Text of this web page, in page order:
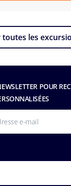
toutes les
POUR